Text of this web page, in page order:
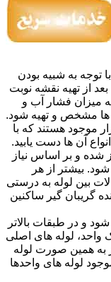
توجه به شبیه بودن
بعد از تهیه نقشه نوبت
میزان فشار آب و
ها مشخص و تهیه شود.
موجود هستند که با
آن ها دست یابید.
شده و بر اساس نیاز
بیشتر از هر
بین لوله به درستی
گریبان گیر ساکنین
و در طبقات بالاتر
واحد، لوله های اصلی
به همین صورت لوله
لوله های واحدها